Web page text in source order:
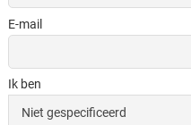
E-mail
Ik ben